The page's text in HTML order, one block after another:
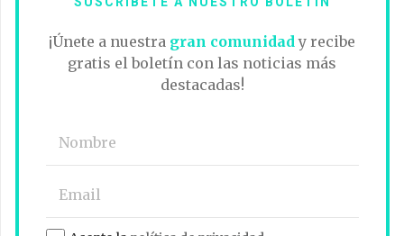
¡Únete a nuestra gran comunidad y recibe
gratis el boletín con las noticias más
destacadas!